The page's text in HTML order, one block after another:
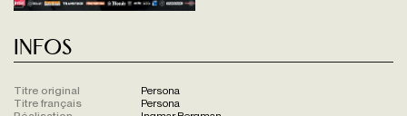
Infos
Titre original
Persona
Titre français
Persona